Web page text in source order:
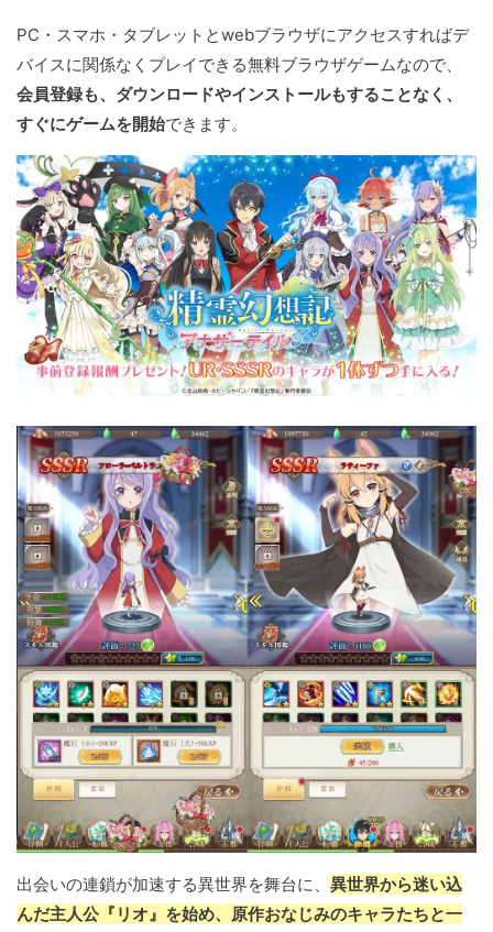
PC・スマホ・タブレットとwebブラウザにアクセスすればデ
バイスに関係なくプレイできる無料ブラウザゲームなので、
会員登録も、ダウンロードやインストールもすることなく、
すぐにゲームを開始できます。
出会いの連鎖が加速する異世界を舞台に、 異世界から迷い込
んだ主人公『リオ』を始め、原作おなじみのキャラたちと一